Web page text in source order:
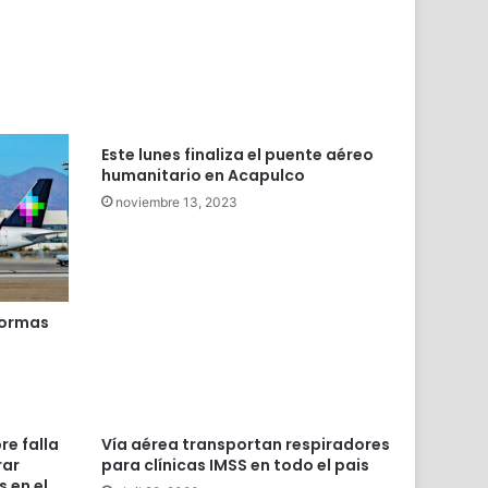
Este lunes finaliza el puente aéreo
humanitario en Acapulco
noviembre 13, 2023
falla
Vía aérea transportan respiradores
para clínicas IMSS en todo el pais